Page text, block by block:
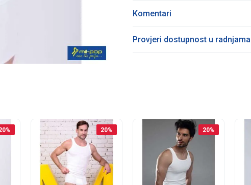
Komentari
Provjeri dostupnost u radnjama
% 20% 20%